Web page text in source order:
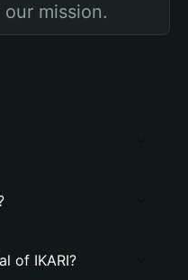
mission.
of IKARI?